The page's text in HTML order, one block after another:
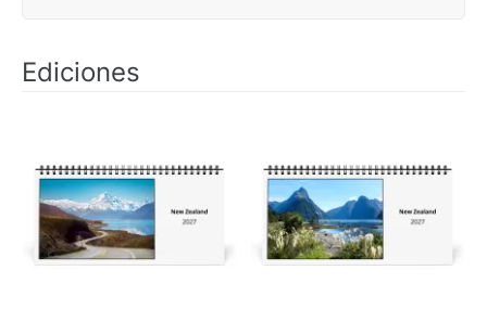
Ediciones